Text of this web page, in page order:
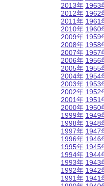
2013年
2012年
2011年
2010年
2009年
2008年
2007年
2006年
2005年
2004年
2003年
2002年
2001年
2000年
1999年
1998年
1997年
1996年
1995年
1994年
1993年
1992年
1991年
1963
1962
1961
1960
1959
1958
1957
1956
1955
1954
1953
1952
1951
1950
1949
1948
1947
1946
1945
1944
1943
1942
1941